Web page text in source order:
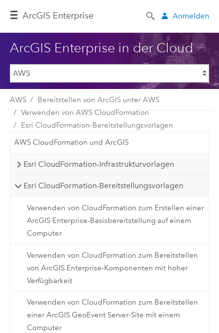
ArcGIS Enterprise Anmelden
ArcGIS Enterprise in der Cloud
AWS
Bereitstellen von ArcGIS unter AWS
Verwenden von AWS CloudFormation
Esri CloudFormation-Bereitstellungsvorlagen
AWS CloudFormation und ArcGIS
Esri CloudFormation-Infrastrukturvorlagen
Esri CloudFormation-Bereitstellungsvorlagen
Verwenden von CloudFormation zum Erstellen einer
ArcGIS Enterprise-Basisbereitstellung auf einem
Computer
Verwenden von CloudFormation zum Bereitstellen
von ArcGIS Enterprise-Komponenten mit hoher
Verfügbarkeit
Verwenden von CloudFormation zum Bereitstellen
einer ArcGIS GeoEvent Server-Site mit einem
Computer